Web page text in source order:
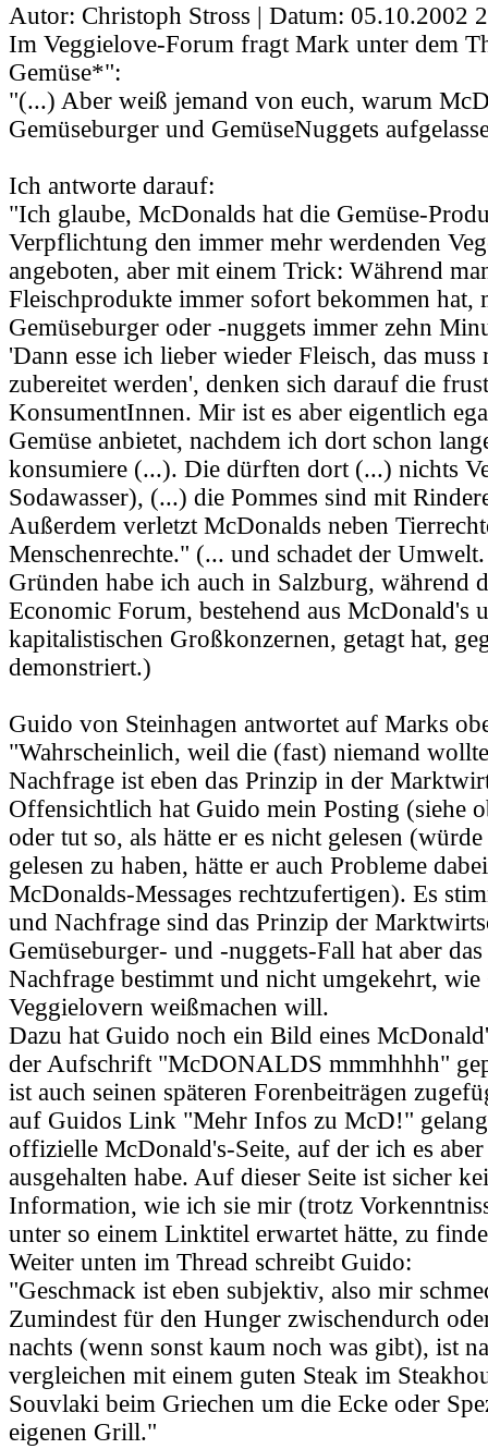
Autor: Christoph Stross | Datum: 05.10.2002
Im Veggielove-Forum fragt Mark unter dem
Gemüse*":
"(...) Aber weiß jemand von euch, warum
Gemüseburger und GemüseNuggets
Ich antworte darauf:
"Ich glaube, McDonalds hat die Gemüse-
Verpflichtung den immer mehr werdenden
angeboten, aber mit einem Trick: Während
Fleischprodukte immer sofort bekommen hat,
Gemüseburger oder -nuggets immer zehn
'Dann esse ich lieber wieder Fleisch, das muss
zubereitet werden', denken sich darauf die
KonsumentInnen. Mir ist es aber eigentlich
Gemüse anbietet, nachdem ich dort schon
konsumiere (...). Die dürften dort (...) nichts
Sodawasser), (...) die Pommes sind mit
Außerdem verletzt McDonalds neben
Menschenrechte." (... und schadet der
Gründen habe ich auch in Salzburg, während
Economic Forum, bestehend aus McDonald's
kapitalistischen Großkonzernen, getagt hat,
demonstriert.)
Guido von Steinhagen antwortet auf Marks
"Wahrscheinlich, weil die (fast) niemand
Nachfrage ist eben das Prinzip in der
Offensichtlich hat Guido mein Posting (siehe
oder tut so, als hätte er es nicht gelesen
gelesen zu haben, hätte er auch Probleme
McDonalds-Messages rechtzufertigen). Es
und Nachfrage sind das Prinzip der
Gemüseburger- und -nuggets-Fall hat aber
Nachfrage bestimmt und nicht umgekehrt,
Veggielovern weißmachen will.
Dazu hat Guido noch ein Bild eines
der Aufschrift "McDONALDS mmmhhhh"
ist auch seinen späteren Forenbeiträgen
auf Guidos Link "Mehr Infos zu McD!"
offizielle McDonald's-Seite, auf der ich es
ausgehalten habe. Auf dieser Seite ist sicher
Information, wie ich sie mir (trotz
unter so einem Linktitel erwartet hätte, zu
Weiter unten im Thread schreibt Guido:
"Geschmack ist eben subjektiv, also mir
Zumindest für den Hunger zwischendurch
nachts (wenn sonst kaum noch was gibt), ist
vergleichen mit einem guten Steak im
Souvlaki beim Griechen um die Ecke oder
eigenen Grill."